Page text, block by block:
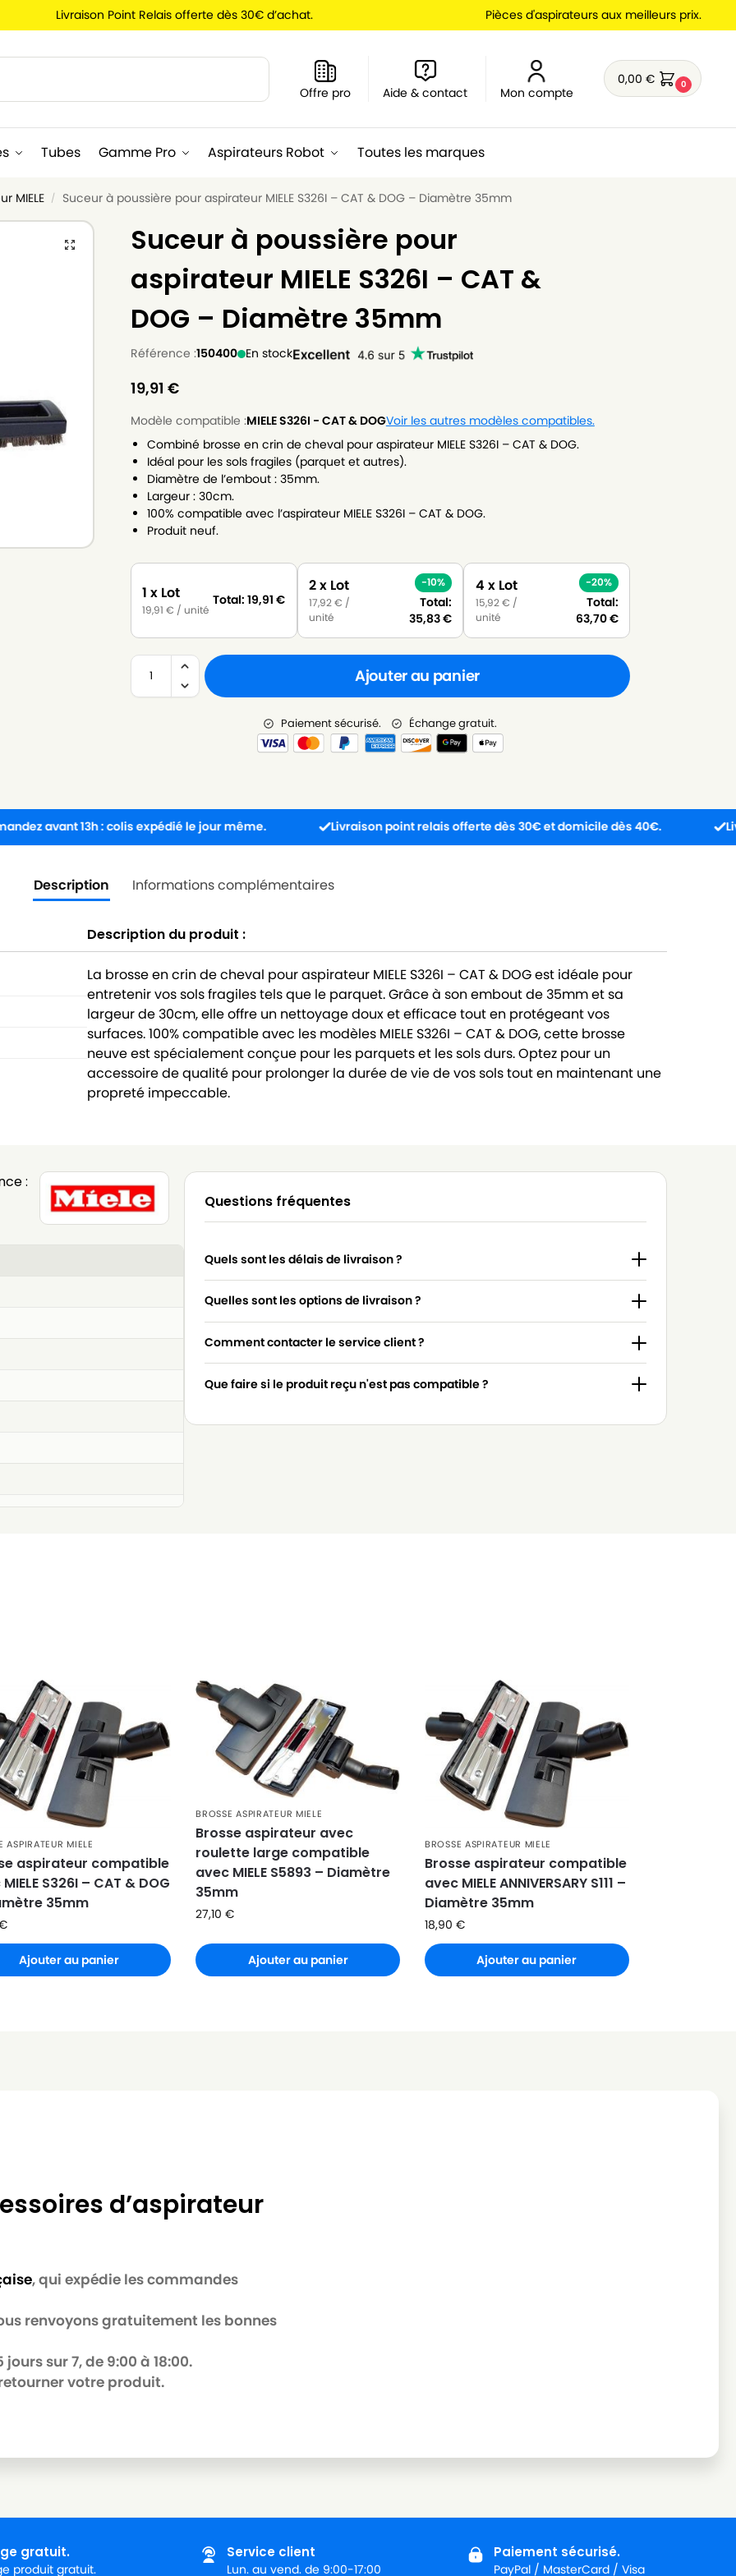
Livraison Point Relais offerte dès 30€ d’achat. Pièces d'aspirateurs aux meilleurs prix.
Offre pro Aide & contact Mon compte
0,00€ 0
Tubes Gamme Pro Aspirateurs Robot Toutes les marques
MIELE / Suceur à poussière pour aspirateur MIELE S326I – CAT & DOG – Diamètre 35mm
Suceur à poussière pour
aspirateur MIELE S326I – CAT &
DOG – Diamètre 35mm
Référence :150400 En stock
19,91 €
Modèle compatible :MIELE S326I - CAT & DOGVoir les autres modèles compatibles.
Combiné brosse en crin de cheval pour aspirateur MIELE S326I – CAT & DOG.
Idéal pour les sols fragiles (parquet et autres).
Diamètre de l’embout : 35mm.
Largeur : 30cm.
100% compatible avec l’aspirateur MIELE S326I – CAT & DOG.
Produit neuf.
1 x Lot
19,91€ / unité
Total: 19,91 €
2 x Lot
17,92€ /
unité
-10%
Total:
35,83€
4 x Lot
15,92€ /
unité
-20%
Total:
63,70€
Ajouter au panier
Paiement sécurisé. Échange gratuit.
13h : colis expédié le jour même. Livraison point relais offerte dès 30€ et domicile dès 40€. Livraison
Description Informations complémentaires
Description du produit :
La brosse en crin de cheval pour aspirateur MIELE S326I – CAT & DOG est idéale pour
entretenir vos sols fragiles tels que le parquet. Grâce à son embout de 35mm et sa
largeur de 30cm, elle offre un nettoyage doux et efficace tout en protégeant vos
surfaces. 100% compatible avec les modèles MIELE S326I – CAT & DOG, cette brosse
neuve est spécialement conçue pour les parquets et les sols durs. Optez pour un
accessoire de qualité pour prolonger la durée de vie de vos sols tout en maintenant une
propreté impeccable.
:
Questions fréquentes
Quels sont les délais de livraison ?
Quelles sont les options de livraison ?
Comment contacter le service client ?
Que faire si le produit reçu n'est pas compatible ?
ASPIRATEUR MIELE
aspirateur compatible
S326I – CAT & DOG
35mm
Ajouter au panier
BROSSE ASPIRATEUR MIELE
Brosse aspirateur avec
roulette large compatible
avec MIELE S5893 – Diamètre
35mm
27,10€
Ajouter au panier
BROSSE ASPIRATEUR MIELE
Brosse aspirateur compatible
avec MIELE ANNIVERSARY S111 –
Diamètre 35mm
18,90€
Ajouter au panier
d’aspirateur
, qui expédie les commandes
renvoyons gratuitement les bonnes
sur 7, de 9:00 à 18:00.
votre produit.
gratuit.
produit gratuit.
Service client
Lun. au vend. de 9:00-17:00
Paiement sécurisé.
PayPal / MasterCard / Visa